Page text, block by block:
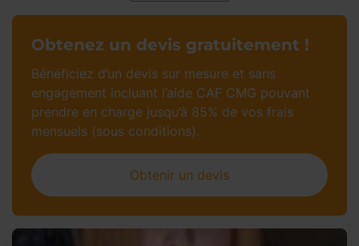
Obtenez un devis gratuitement !
Bénéficiez d’un devis sur mesure et sans
engagement incluant l’aide CAF CMG pouvant
prendre en charge jusqu’à 85% de vos frais
mensuels (sous conditions).
Obtenir un devis